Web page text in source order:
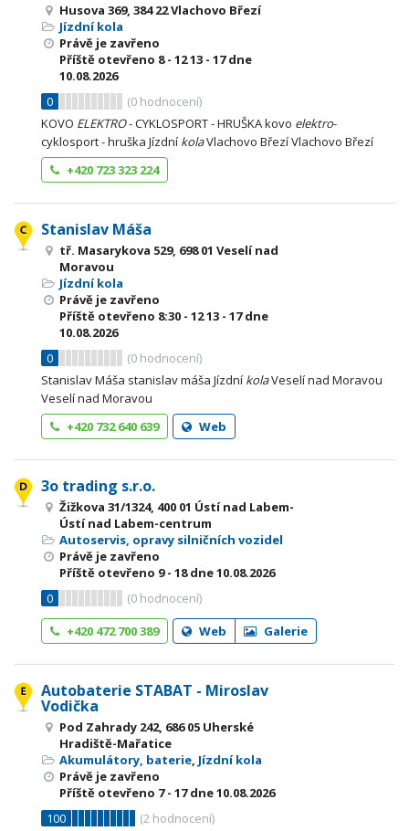
Husova 369, 384 22 Vlachovo Březí
Jízdní kola
Právě je zavřeno
Příště otevřeno 8 - 1213 - 17dne
10.08.2026
0
(0 hodnocení)
KOVO ELEKTRO- CYKLOSPORT - HRUŠKA kovo elektro-
cyklosport - hruška Jízdní kolaVlachovo Březí Vlachovo Březí
+420 723 323 224
Stanislav Máša
tř. Masarykova 529, 698 01 Veselí nad
Moravou
Jízdní kola
Právě je zavřeno
Příště otevřeno 8:30 - 1213 - 17dne
10.08.2026
0
(0 hodnocení)
Stanislav Máša stanislav máša Jízdní kolaVeselí nad Moravou
Veselí nad Moravou
+420 732 640 639
Web
3o trading s.r.o.
Žižkova 31/1324, 400 01 Ústí nad Labem-
Ústí nad Labem-centrum
Autoservis, opravy silničních vozidel
Právě je zavřeno
Příště otevřeno 9 - 18dne 10.08.2026
0
(0 hodnocení)
+420 472 700 389
Web Galerie
Autobaterie STABAT - Miroslav
Vodička
Pod Zahrady 242, 686 05 Uherské
Hradiště-Mařatice
Akumulátory, baterie, Jízdní kola
Právě je zavřeno
Příště otevřeno 7 - 17dne 10.08.2026
100
(2 hodnocení)